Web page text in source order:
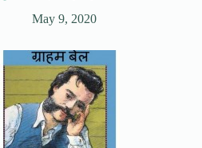
May 9, 2020